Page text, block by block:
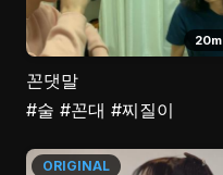
20m
꼰댓말
#술 #꼰대 #찌질이
ORIGINAL